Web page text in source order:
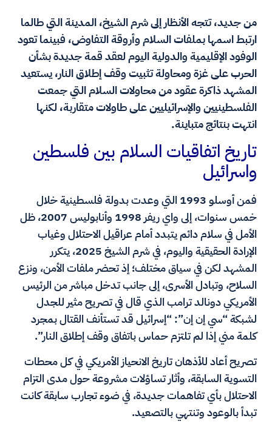
من جديد، تتجه الأنظار إلى شرم الشيخ، المدينة التي طالما
ارتبط اسمها بملفات السلام وأروقة التفاوض، فبينما تعود
الوفود الإقليمية والدولية اليوم لعقد قمة جديدة بشأن
الحرب على غزة ومحاولة تثبيت وقف إطلاق النار، يستعيد
المشهد ذاكرة عقود من محاولات السلام التي جمعت
الفلسطينيين والإسرائيليين على طاولات متقاربة، لكنها
انتهت بنتائج متباينة.
تاريخ اتفاقيات السلام بين فلسطين
واسرائيل
فمن أوسلو 1993 التي وعدت بدولة فلسطينية خلال
خمس سنوات، إلى واي ريفر 1998 وأنابوليس 2007، ظل
الأمل في سلام دائم يتبدد أمام عراقيل الاحتلال وغياب
الإرادة الحقيقية واليوم، في شرم الشيخ 2025، يتكرر
المشهد لكن في سياق مختلف؛ إذ تحضر ملفات الأمن، ونزع
السلاح، وتبادل الأسرى، إلى جانب تدخل مباشر من الرئيس
الأمريكي دونالد ترامب الذي قال في تصريح مثير للجدل
لشبكة “سي إن إن”: “إسرائيل قد تستأنف القتال بمجرد
كلمة مني إذا لم تلتزم حماس باتفاق وقف إطلاق النار”.
تصريح أعاد للأذهان تاريخ الانحياز الأمريكي في كل محطات
التسوية السابقة، وأثار تساؤلات مشروعة حول مدى التزام
الاحتلال بأي تفاهمات جديدة، في ضوء تجارب سابقة كانت
تبدأ بالوعود وتنتهي بالتصعيد.